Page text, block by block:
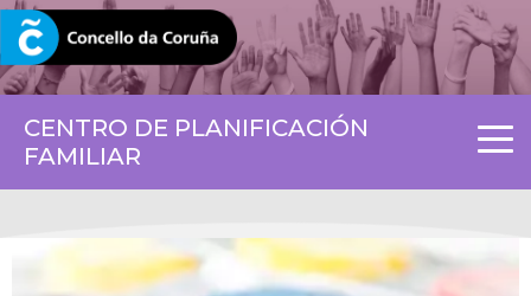
CENTRO DE PLANIFICACIÓN
FAMILIAR
CORUNA.GAL